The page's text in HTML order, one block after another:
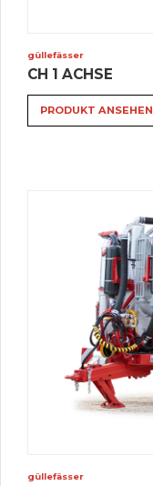
güllefässer
CH 1 ACHSE
PRODUKT ANSEHEN
güllefässer